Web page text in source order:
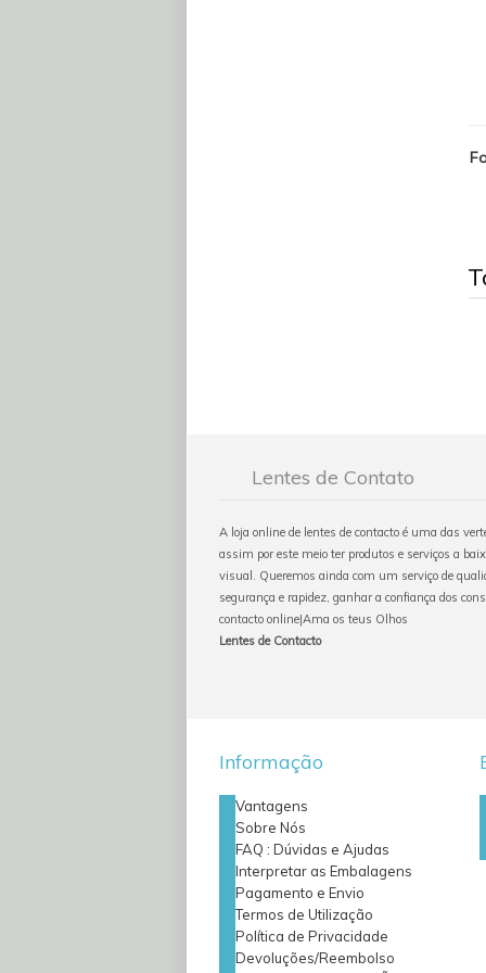
Lentes de Contato
A loja online de lentes de contacto é uma das
assim por este meio ter produtos e serviços a
visual. Queremos ainda com um serviço de
segurança e rapidez, ganhar a confiança dos
contacto online|Ama os teus Olhos
Lentes de Contacto
Informação
Vantagens
Sobre Nós
FAQ : Dúvidas e Ajudas
Interpretar as Embalagens
Pagamento e Envio
Termos de Utilização
Política de Privacidade
Devoluções/Reembolso